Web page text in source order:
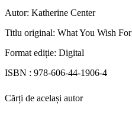
Autor: Katherine Center
Titlu original: What You Wish For
Format ediție: Digital
ISBN : 978-606-44-1906-4
Cărți de același autor